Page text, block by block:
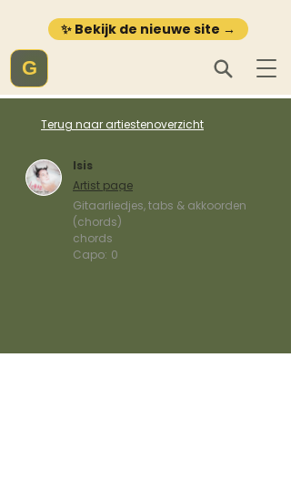
✨ Bekijk de nieuwe site →
G
Terug naar artiestenoverzicht
Isis
Artist page
Gitaarliedjes, tabs & akkoorden
(chords)
chords
Capo: 0